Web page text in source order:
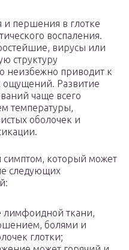
першения в глотке
воспаления.
вирусы или
структуру
неизбежно приводит к
Развитие
чаще всего
температуры,
оболочек и
который может
следующих
лимфоидной ткани,
болями и
глотки;